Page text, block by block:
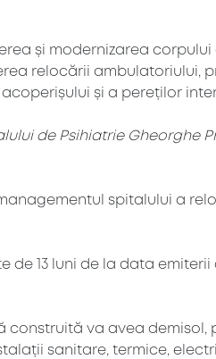
și modernizarea
relocării ambulatoriului,
și a pereților
de Psihiatrie Gheorghe
spitalului a
de 13 luni de la data
va avea demisol,
sanitare, termice,